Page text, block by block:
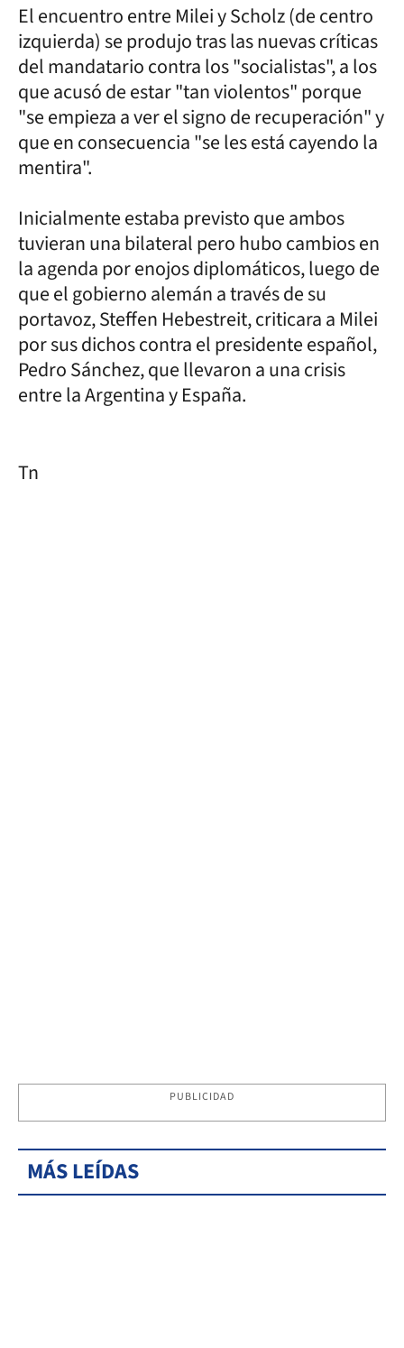
El encuentro entre Milei y Scholz (de centro
izquierda) se produjo tras las nuevas críticas
del mandatario contra los "socialistas", a los
que acusó de estar "tan violentos" porque
"se empieza a ver el signo de recuperación" y
que en consecuencia "se les está cayendo la
mentira".
Inicialmente estaba previsto que ambos
tuvieran una bilateral pero hubo cambios en
la agenda por enojos diplomáticos, luego de
que el gobierno alemán a través de su
portavoz, Steffen Hebestreit, criticara a Milei
por sus dichos contra el presidente español,
Pedro Sánchez, que llevaron a una crisis
entre la Argentina y España.
Tn
PUBLICIDAD
MÁS LEÍDAS